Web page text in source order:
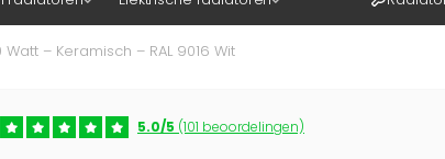
– Keramisch – RAL 9016 Wit
5.0/5 (101 beoordelingen)